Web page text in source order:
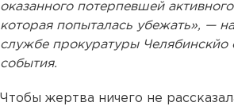
оказанного потерпевшей
которая попыталась убежать», —
службе прокуратуры Челябинскйо
события.
Чтобы жертва ничего не